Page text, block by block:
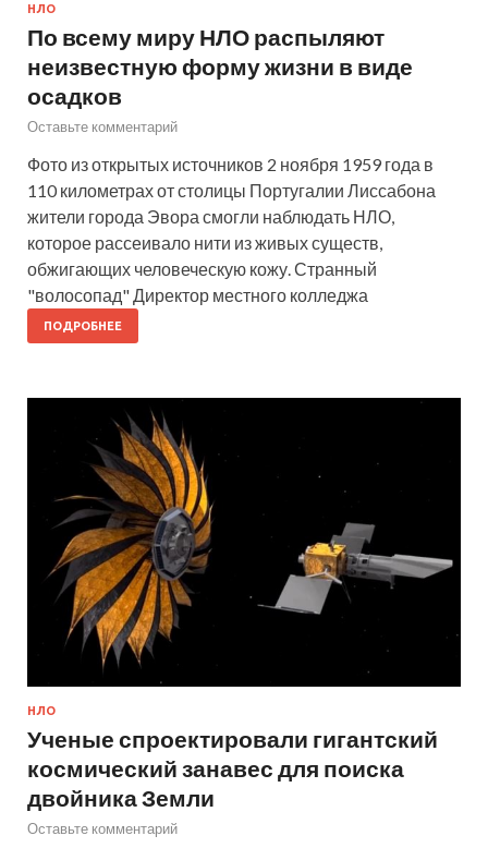
НЛО
По всему миру НЛО распыляют
неизвестную форму жизни в виде
осадков
Оставьте комментарий
Фото из открытых источников 2 ноября 1959 года в
110 километрах от столицы Португалии Лиссабона
жители города Эвора смогли наблюдать НЛО,
которое рассеивало нити из живых существ,
обжигающих человеческую кожу. Странный
"волосопад" Директор местного колледжа
ПОДРОБНЕЕ
НЛО
Ученые спроектировали гигантский
космический занавес для поиска
двойника Земли
Оставьте комментарий